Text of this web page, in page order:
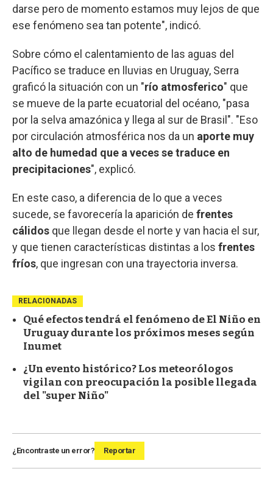
darse pero de momento estamos muy lejos de que
ese fenómeno sea tan potente", indicó.
Sobre cómo el calentamiento de las aguas del
Pacífico se traduce en lluvias en Uruguay, Serra
graficó la situación con un "río atmosferico" que
se mueve de la parte ecuatorial del océano, "pasa
por la selva amazónica y llega al sur de Brasil". "Eso
por circulación atmosférica nos da un aporte muy
alto de humedad que a veces se traduce en
precipitaciones", explicó.
En este caso, a diferencia de lo que a veces
sucede, se favorecería la aparición de frentes
cálidos que llegan desde el norte y van hacia el sur,
y que tienen características distintas a los frentes
fríos, que ingresan con una trayectoria inversa.
RELACIONADAS
Qué efectos tendrá el fenómeno de El Niño en
Uruguay durante los próximos meses según
Inumet
¿Un evento histórico? Los meteorólogos
vigilan con preocupación la posible llegada
del "super Niño"
¿Encontraste un error? Reportar